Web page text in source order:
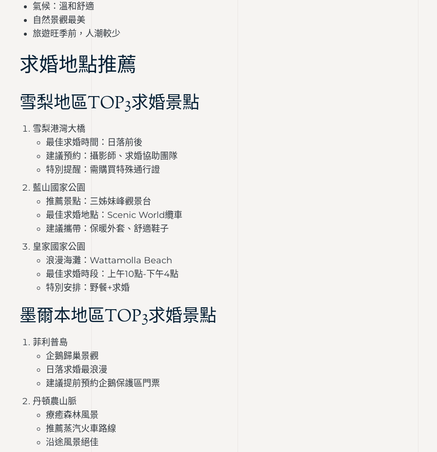
氣候：溫和舒適
自然景觀最美
旅遊旺季前，人潮較少
求婚地點推薦
雪梨地區TOP3求婚景點
雪梨港灣大橋
最佳求婚時間：日落前後
建議預約：攝影師、求婚協助團隊
特別提醒：需購買特殊通行證
藍山國家公園
推薦景點：三姊妹峰觀景台
最佳求婚地點：Scenic World纜車
建議攜帶：保暖外套、舒適鞋子
皇家國家公園
浪漫海灘：Wattamolla Beach
最佳求婚時段：上午10點-下午4點
特別安排：野餐+求婚
墨爾本地區TOP3求婚景點
菲利普島
企鵝歸巢景觀
日落求婚最浪漫
建議提前預約企鵝保護區門票
丹頓農山脈
療癒森林風景
推薦蒸汽火車路線
沿途風景絕佳